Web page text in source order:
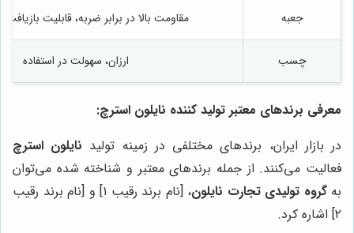
جعبه مقاومت بالا در برابر ضربه، قابلیت بازیافت،
چسب ارزان، سهولت در استفاده
معرفی برندهای معتبر تولید کننده نایلون استرچ:
در بازار ایران، برندهای مختلفی در زمینه تولید نایلون استرچ
فعالیت می‌کنند. از جمله برندهای معتبر و شناخته شده می‌توان
بهگروه تولیدی تجارت نایلون
، [نام برند رقیب ۱] و [نام برند رقیب
۲] اشاره کرد.